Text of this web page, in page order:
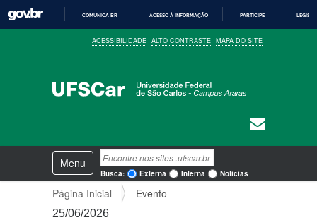
R
A
O
D
O
COMUNICA BR ACESSO À INFORMAÇÃO PARTICIPE
ACESSIBILIDADE ALTO CONTRASTE MAPA DO SITE
Busca
Busca Avançada…
Busca: Externa Interna Notícias
v
Toggle navigation
Página Inicial Evento
25/06/2026